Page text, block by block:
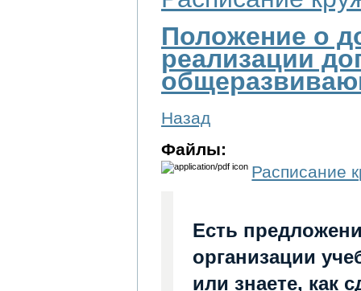
Положение о
реализации
Назад
Файлы:
Расписание
Есть
организации
или знаете, как